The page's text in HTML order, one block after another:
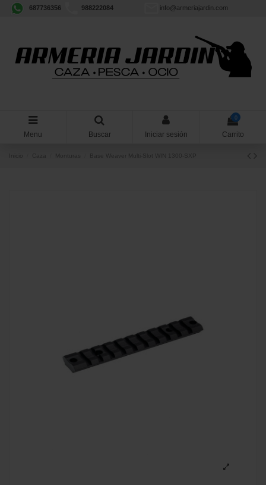
687736356 988222084 info@armeriajardin.com
Menu Buscar Iniciar sesión
0
Carrito
Base Weaver Multi-Slot WIN 1300-SXP